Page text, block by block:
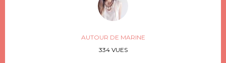
AUTOUR DE MARINE
334 VUES